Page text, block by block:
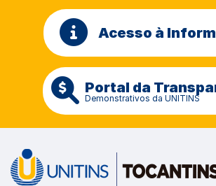
Acesso à
Portal da
Demonstrativos da UNITINS